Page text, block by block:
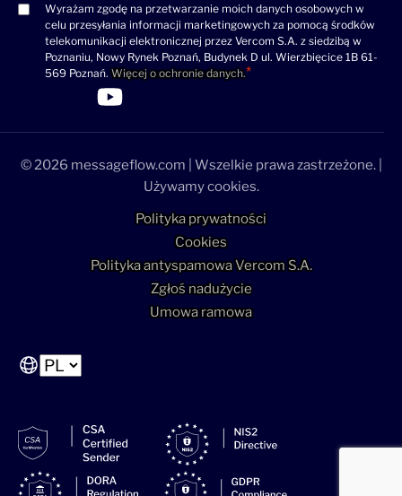
Consent
(wymagane)
Wyrażam zgodę na przetwarzanie moich danych osobowych w
celu przesyłania informacji marketingowych za pomocą środków
telekomunikacji elektronicznej przez Vercom S.A. z siedzibą w
Poznaniu, Nowy Rynek Poznań, Budynek D ul. Wierzbięcice 1B 61-
569 Poznań.Więcej o ochronie danych.
>Link do profilu LinkedIn
>Link do profilu Facebook
>Link do profilu YouTube
>Link do profilu YouTube
© 2026 messageflow.com | Wszelkie prawa zastrzeżone. |
Używamy cookies.
Polityka prywatności
Cookies
Polityka antyspamowa Vercom S.A.
Zgłoś nadużycie
Umowa ramowa